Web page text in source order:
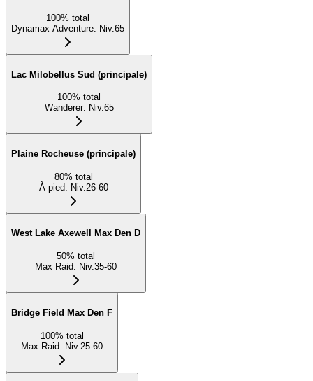
100% total
Dynamax Adventure: Niv.65
Lac Milobellus Sud (principale)
100% total
Wanderer: Niv.65
Plaine Rocheuse (principale)
80% total
À pied: Niv.26-60
West Lake Axewell Max Den D
50% total
Max Raid: Niv.35-60
Bridge Field Max Den F
100% total
Max Raid: Niv.25-60